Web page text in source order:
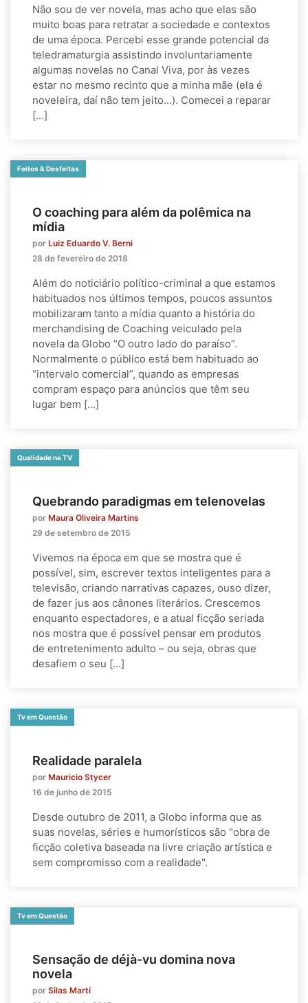
Não sou de ver novela, mas acho que elas são
muito boas para retratar a sociedade e contextos
de uma época. Percebi esse grande potencial da
teledramaturgia assistindo involuntariamente
algumas novelas no Canal Viva, por às vezes
estar no mesmo recinto que a minha mãe (ela é
noveleira, daí não tem jeito…). Comecei a reparar
[…]
Feitos & Desfeitas
O coaching para além da polêmica na
mídia
por Luiz Eduardo V. Berni
28 de fevereiro de 2018
Além do noticiário político-criminal a que estamos
habituados nos últimos tempos, poucos assuntos
mobilizaram tanto a mídia quanto a história do
merchandising de Coaching veiculado pela
novela da Globo “O outro lado do paraíso”.
Normalmente o público está bem habituado ao
“intervalo comercial”, quando as empresas
compram espaço para anúncios que têm seu
lugar bem […]
Qualidade na TV
Quebrando paradigmas em telenovelas
por Maura Oliveira Martins
29 de setembro de 2015
Vivemos na época em que se mostra que é
possível, sim, escrever textos inteligentes para a
televisão, criando narrativas capazes, ouso dizer,
de fazer jus aos cânones literários. Crescemos
enquanto espectadores, e a atual ficção seriada
nos mostra que é possível pensar em produtos
de entretenimento adulto – ou seja, obras que
desafiem o seu […]
Tv em Questão
Realidade paralela
por Mauricio Stycer
16 de junho de 2015
Desde outubro de 2011, a Globo informa que as
suas novelas, séries e humorísticos são "obra de
ficção coletiva baseada na livre criação artística e
sem compromisso com a realidade".
Tv em Questão
Sensação de déjà-vu domina nova
novela
por Silas Martí